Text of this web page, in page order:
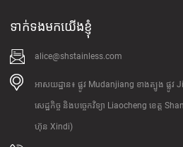
ទាក់ទងមកយើងខ្ញុំ
alice@shstainless.com
អាសយដ្ឋាន៖ ផ្លូវ Mudanjiang ខាងត្បូង ផ្លូ
សេដ្ឋកិច្ច និងបច្ចេកវិទ្យា Liaocheng ខេត្ត
ហ៊ុន Xindi)